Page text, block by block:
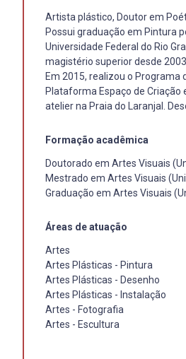
Artista plástico, Doutor em
Possui graduação em Pintura
Universidade Federal do Rio
magistério superior desde
Em 2015, realizou o Programa
Plataforma Espaço de Criação
atelier na Praia do Laranjal.
Formação acadêmica
Doutorado em Artes Visuais
Mestrado em Artes Visuais
Graduação em Artes Visuais
Áreas de atuação
Artes
Artes Plásticas - Pintura
Artes Plásticas - Desenho
Artes Plásticas - Instalação
Artes - Fotografia
Artes - Escultura